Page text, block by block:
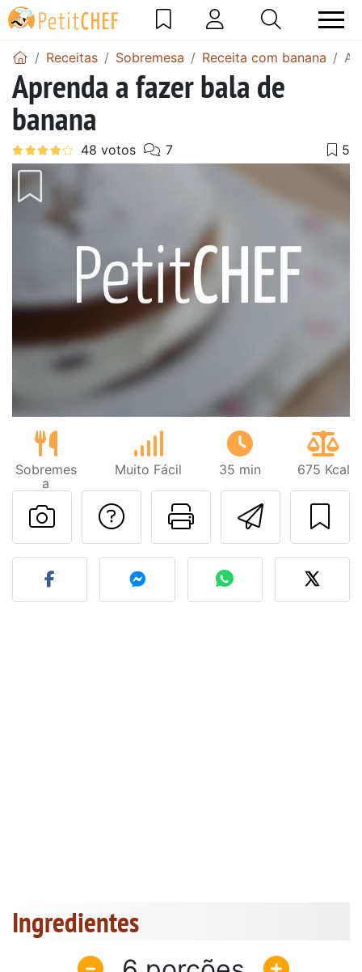
Receitas Sobremesa Receita com banana
Aprenda a fazer bala de
banana
Sobremes
a
Muito Fácil 35 min 675 Kcal
Imprima
Falar com o autor
Fez esta receita?
Ingredientes